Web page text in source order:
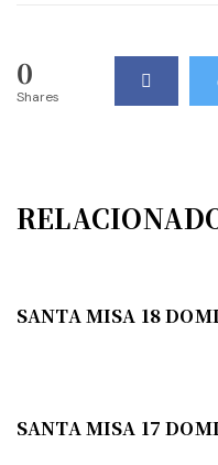
0
Shares
SANTA MISA 18
SANTA MISA 17